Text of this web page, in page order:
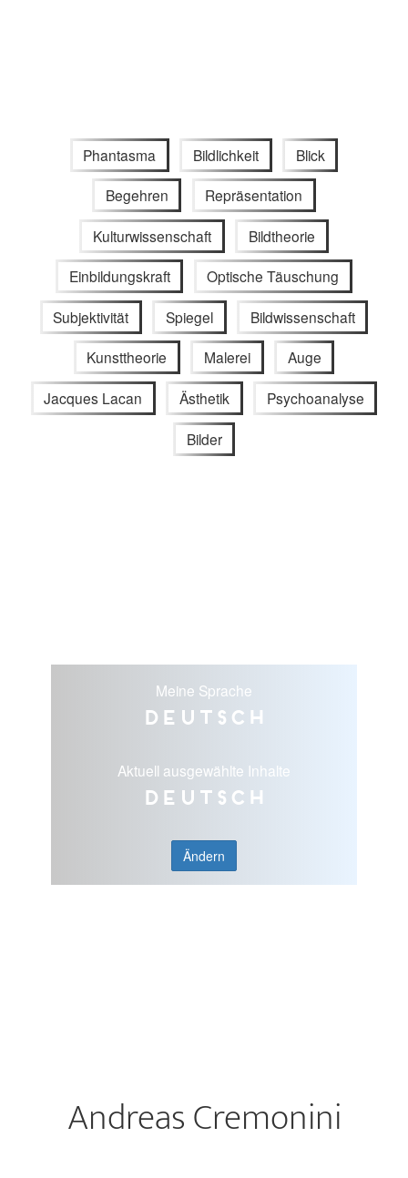
Phantasma Bildlichkeit Blick
Begehren Repräsentation
Kulturwissenschaft Bildtheorie
Einbildungskraft Optische Täuschung
Subjektivität Spiegel Bildwissenschaft
Kunsttheorie Malerei Auge
Jacques Lacan Ästhetik Psychoanalyse
Bilder
Meine Sprache
Deutsch
Aktuell ausgewählte Inhalte
Deutsch
Ändern
Andreas Cremonini